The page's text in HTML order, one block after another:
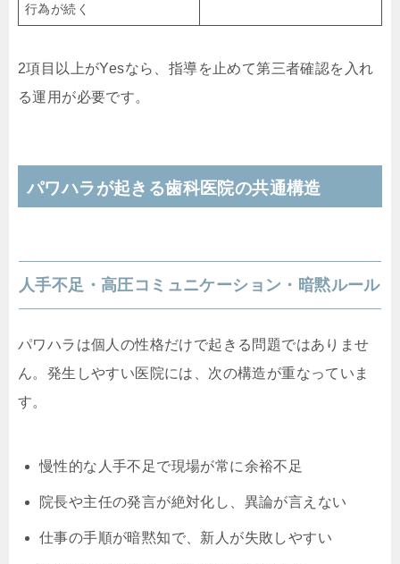
行為が続く
2項目以上がYesなら、指導を止めて第三者確認を入れ
る運用が必要です。
パワハラが起きる歯科医院の共通構造
人手不足・高圧コミュニケーション・暗黙ルール
パワハラは個人の性格だけで起きる問題ではありませ
ん。発生しやすい医院には、次の構造が重なっていま
す。
慢性的な人手不足で現場が常に余裕不足
院長や主任の発言が絶対化し、異論が言えない
仕事の手順が暗黙知で、新人が失敗しやすい